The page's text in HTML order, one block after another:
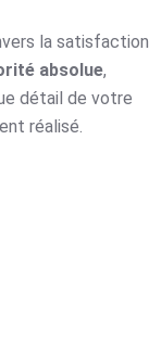
la satisfaction
absolue,
détail de votre
réalisé.